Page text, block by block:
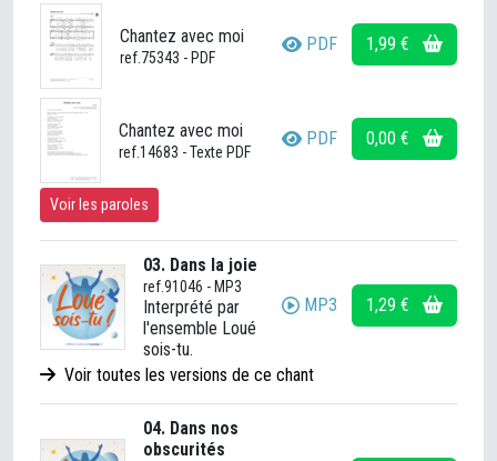
Chantez avec moi
ref.75343 - PDF
PDF 1,99 €
Chantez avec moi
ref.14683 - Texte PDF
PDF 0,00 €
Voir les paroles
03. Dans la joie
ref.91046 - MP3
Interprété par
l'ensemble Loué
sois-tu.
MP3 1,29 €
Voir toutes les versions de ce chant
04. Dans nos
obscurités